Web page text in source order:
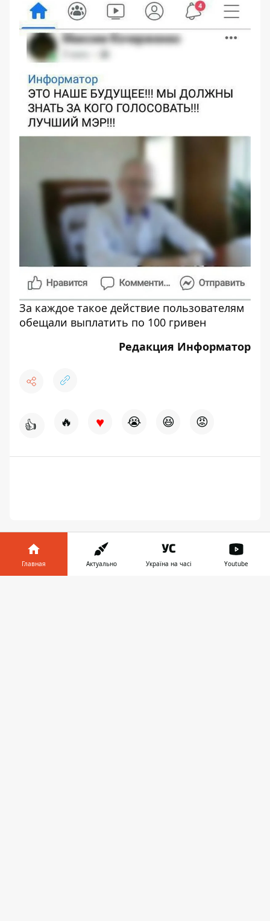
За каждое такое действие пользователям
обещали выплатить по 100 гривен
Редакция Информатор
👍 🔥 ♥ 😭 😆 😡
Главная Актуально Україна на часі Youtube